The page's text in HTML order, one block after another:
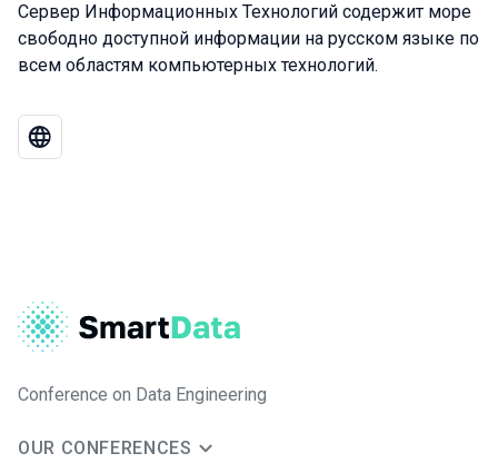
Сервер Информационных Технологий содержит море
свободно доступной информации на русском языке по
всем областям компьютерных технологий.
Conference on Data Engineering
OUR CONFERENCES